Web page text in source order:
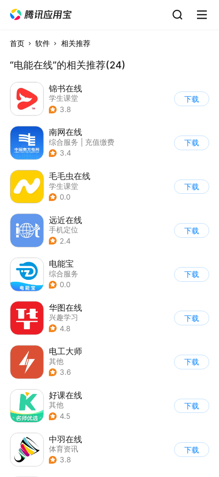
首页 软件 相关推荐
“电能在线”的相关推荐(24)
锦书在线
学生课堂
3.8
下载
南网在线
综合服务
充值缴费
3.4
下载
毛毛虫在线
学生课堂
0.0
下载
远近在线
手机定位
2.4
下载
电能宝
综合服务
0.0
下载
华图在线
兴趣学习
4.8
下载
电工大师
其他
3.6
下载
好课在线
其他
4.5
下载
中羽在线
体育资讯
3.8
下载